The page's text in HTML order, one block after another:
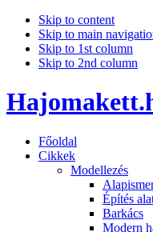
Skip to content
Skip to main
Skip to 1st column
Skip to 2nd column
Főoldal
Cikkek
Modellezés
Építés
Barkács
Modern